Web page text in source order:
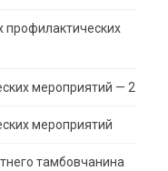
профилактических
мероприятий — 2
мероприятий
тамбовчанина